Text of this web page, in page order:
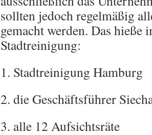
sollten jedoch regelmäßig
gemacht werden. Das hieße
Stadtreinigung:
1. Stadtreinigung Hamburg
2. die Geschäftsführer
3. alle 12 Aufsichtsräte